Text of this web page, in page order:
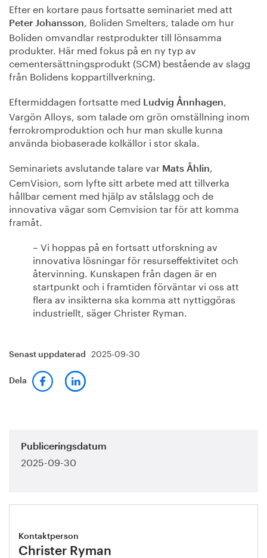
Efter en kortare paus fortsatte seminariet med att
Peter Johansson, Boliden Smelters, talade om hur
Boliden omvandlar restprodukter till lönsamma
produkter. Här med fokus på en ny typ av
cementersättningsprodukt (SCM) bestående av slagg
från Bolidens koppartillverkning.
Eftermiddagen fortsatte med
Ludvig Ånnhagen,
Vargön Alloys, som talade om grön omställning inom
ferrokromproduktion och hur man skulle kunna
använda biobaserade kolkällor i stor skala.
Seminariets avslutande talare var Mats Åhlin,
CemVision, som lyfte sitt arbete med att tillverka
hållbar cement med hjälp av stålslagg och de
innovativa vägar som Cemvision tar för att komma
framåt.
– Vi hoppas på en fortsatt utforskning av
innovativa lösningar för resurseffektivitet och
återvinning. Kunskapen från dagen är en
startpunkt och i framtiden förväntar vi oss att
flera av insikterna ska komma att nyttiggöras
industriellt, säger Christer Ryman.
Senast uppdaterad 2025-09-30
Dela
Publiceringsdatum
2025-09-30
Kontaktperson
Christer Ryman